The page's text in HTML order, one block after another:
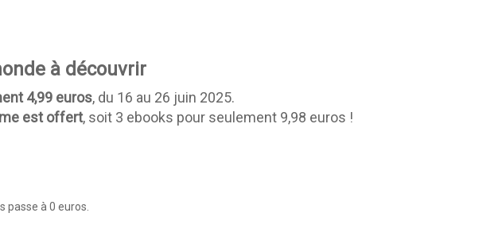
à découvrir
4,99 euros, du 16 au 26 juin 2025.
est offert, soit 3 ebooks pour seulement 9,98 euros !
passe à 0 euros.